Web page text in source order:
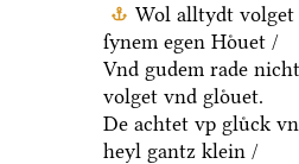
bedregen.
Wol alltydt volget
ſynem egen Hoͤuet /
Vnd gudem rade nicht
volget vnd gloͤuet.
De achtet vp gluͤck vnd